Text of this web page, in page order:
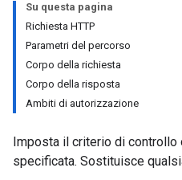
Su questa pagina
Richiesta HTTP
Parametri del percorso
Corpo della richiesta
Corpo della risposta
Ambiti di autorizzazione
Imposta il criterio di
specificata. Sostituisce